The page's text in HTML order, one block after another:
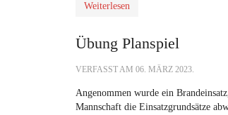
Weiterlesen
Übung Planspiel
VERFASST AM 06. MÄRZ 2023.
Angenommen wurde ein
Mannschaft die Einsatzgrundsätze